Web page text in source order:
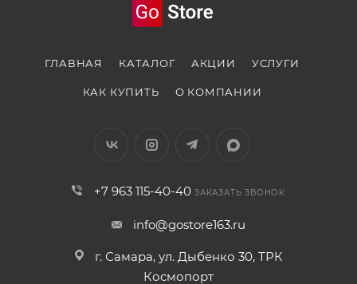
ГЛАВНАЯ КАТАЛОГ АКЦИИ УСЛУГИ
КАК КУПИТЬ О КОМПАНИИ
+7 963 115-40-40 ЗАКАЗАТЬ ЗВОНОК
info@gostore163.ru
г. Самара, ул. Дыбенко 30, ТРК
Космопорт